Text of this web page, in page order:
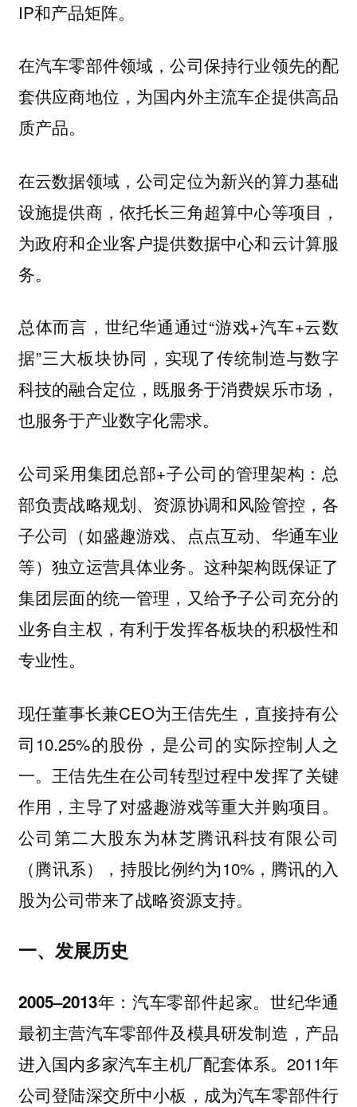
IP和产品矩阵。
在汽车零部件领域，公司保持行业领先的配
套供应商地位，为国内外主流车企提供高品
质产品。
在云数据领域，公司定位为新兴的算力基础
设施提供商，依托长三角超算中心等项目，
为政府和企业客户提供数据中心和云计算服
务。
总体而言，世纪华通通过“游戏+汽车+云数
据”三大板块协同，实现了传统制造与数字
科技的融合定位，既服务于消费娱乐市场，
也服务于产业数字化需求。
公司采用集团总部+子公司的管理架构：总
部负责战略规划、资源协调和风险管控，各
子公司（如盛趣游戏、点点互动、华通车业
等）独立运营具体业务。这种架构既保证了
集团层面的统一管理，又给予子公司充分的
业务自主权，有利于发挥各板块的积极性和
专业性。
现任董事长兼CEO为王佶先生，直接持有公
司10.25%的股份，是公司的实际控制人之
一。王佶先生在公司转型过程中发挥了关键
作用，主导了对盛趣游戏等重大并购项目。
公司第二大股东为林芝腾讯科技有限公司
（腾讯系），持股比例约为10%，腾讯的入
股为公司带来了战略资源支持。
一、发展历史
2005–2013年：汽车零部件起家。世纪华通
最初主营汽车零部件及模具研发制造，产品
进入国内多家汽车主机厂配套体系。2011年
公司登陆深交所中小板，成为汽车零部件行